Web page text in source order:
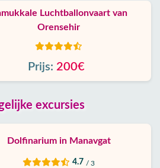
Luchtballonvaart van
Orensehir
Prijs: 200€
excursies
Dolfinarium in Manavgat
4.7 / 3